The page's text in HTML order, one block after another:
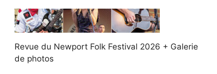
Revue du Newport Folk Festival 2026 + Galerie
de photos